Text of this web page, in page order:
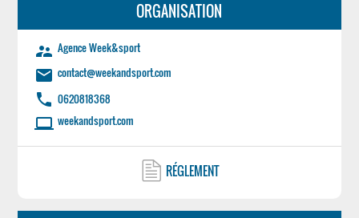
ORGANISATION
supervisor_account Agence Week&sport
email contact@weekandsport.com
phone 0620818368
laptop weekandsport.com
RÉGLEMENT